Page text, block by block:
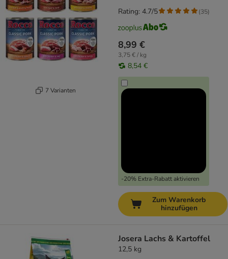
7 Varianten
8,99 €
3,75 € / kg
8,54 €
-20% Extra-Rabatt aktivieren
Rating: 4.7/5 (35)
Zum Warenkorb
hinzufügen
Josera Lachs & Kartoffel
12,5 kg